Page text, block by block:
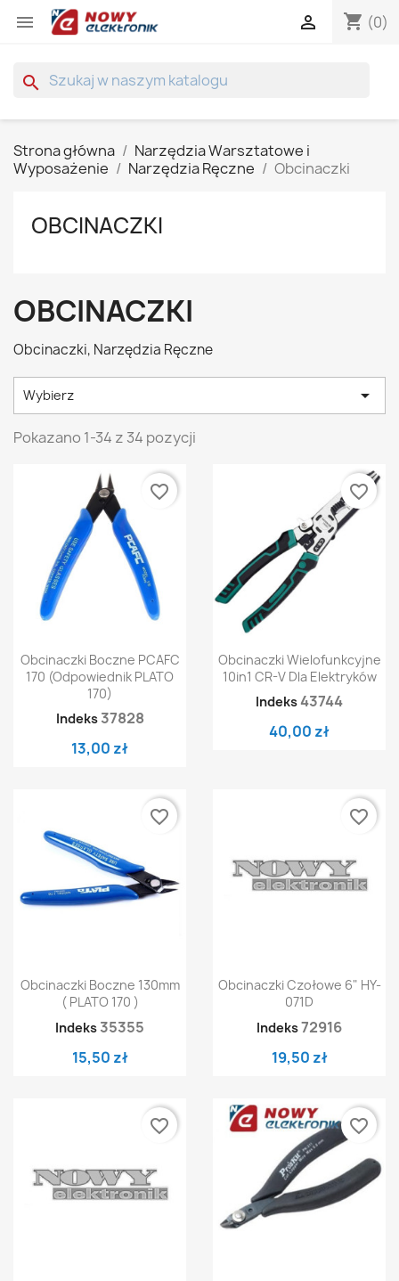
 shopping_cart (0)

search
Strona główna
Narzędzia Warsztatowe i
Wyposażenie
Narzędzia Ręczne Obcinaczki
OBCINACZKI
OBCINACZKI
Obcinaczki, Narzędzia Ręczne
Wybierz 
Pokazano 1-34 z 34 pozycji
Obcinaczki Boczne PCAFC
170 (odpowiednik PLATO
170)
Indeks 37828
13,00 zł
favorite_border
Obcinaczki Wielofunkcyjne
10in1 CR-V Dla Elektryków
Indeks 43744
40,00 zł
favorite_border
Obcinaczki Boczne 130mm
( PLATO 170 )
Indeks 35355
15,50 zł
favorite_border
Obcinaczki Czołowe 6" HY-
071D
Indeks72916
19,50 zł
favorite_border
favorite_border favorite_border